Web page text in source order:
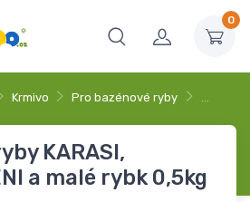
0
Krmivo Pro bazénové ryby …
KARASI,
a malé rybk 0,5kg